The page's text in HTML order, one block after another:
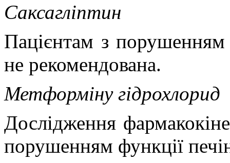
Саксагліптин
Пацієнтам з порушенням
не рекомендована.
Метформіну гідрохлорид
Дослідження
порушенням функції